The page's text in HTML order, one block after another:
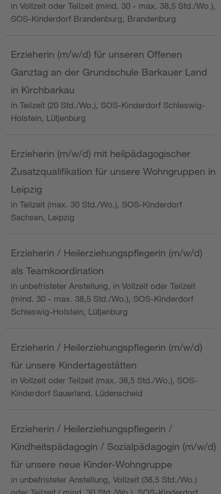
in Vollzeit oder Teilzeit (mind. 30 - max. 38,5 Std./Wo.),
SOS-Kinderdorf Brandenburg, Brandenburg
Erzieherin (m/w/d) für unseren Offenen
Ganztag an der Grundschule Barkauer Land
in Kirchbarkau
in Teilzeit (20 Std./Wo.), SOS-Kinderdorf Schleswig-
Holstein, Lütjenburg
Erzieherin (m/w/d) mit heilpädagogischer
Zusatzqualifikation für unsere Wohngruppen in
Leipzig
in Teilzeit (max. 30 Std./Wo.), SOS-Kinderdorf
Sachsen, Leipzig
Erzieherin / Heilerziehungspflegerin (m/w/d)
als Teamkoordination
in unbefristeter Anstellung, in Vollzeit oder Teilzeit
(mind. 30 - max. 38,5 Std./Wo.), SOS-Kinderdorf
Schleswig-Holstein, Lütjenburg
Erzieherin / Heilerziehungspflegerin (m/w/d)
für unsere Kindertagestätten
in Vollzeit oder Teilzeit (max. 38,5 Std./Wo.), SOS-
Kinderdorf Sauerland, Lüdenscheid
Erzieherin / Heilerziehungspflegerin /
Kindheitspädagogin / Sozialpädagogin (m/w/d)
für unsere neue Kinder-Wohngruppe
in unbefristeter Anstellung, Vollzeit (38,5 Std./Wo.)